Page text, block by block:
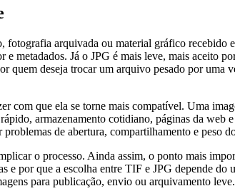
fotografia arquivada ou material gráfico
Já o JPG é mais leve, mais aceito
quem deseja trocar um arquivo pesado por uma
com que ela se torne mais compatível. Uma
armazenamento cotidiano, páginas da web
de abertura, compartilhamento e peso
o processo. Ainda assim, o ponto mais
e por que a escolha entre TIF e JPG depende
para publicação, envio ou arquivamento leve.